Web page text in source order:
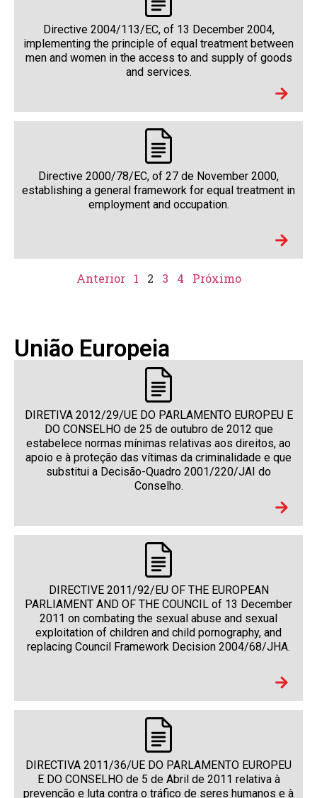
Directive 2004/113/EC, of 13 December 2004,
implementing the principle of equal treatment between
men and women in the access to and supply of goods
and services.
Directive 2000/78/EC, of 27 de November 2000,
establishing a general framework for equal treatment in
employment and occupation.
Anterior 1 2 3 4 Próximo
União Europeia
DIRETIVA 2012/29/UE DO PARLAMENTO EUROPEU E
DO CONSELHO de 25 de outubro de 2012 que
estabelece normas mínimas relativas aos direitos, ao
apoio e à proteção das vítimas da criminalidade e que
substitui a Decisão-Quadro 2001/220/JAI do
Conselho.
DIRECTIVE 2011/92/EU OF THE EUROPEAN
PARLIAMENT AND OF THE COUNCIL of 13 December
2011 on combating the sexual abuse and sexual
exploitation of children and child pornography, and
replacing Council Framework Decision 2004/68/JHA.
DIRECTIVA 2011/36/UE DO PARLAMENTO EUROPEU
E DO CONSELHO de 5 de Abril de 2011 relativa à
prevenção e luta contra o tráfico de seres humanos e à